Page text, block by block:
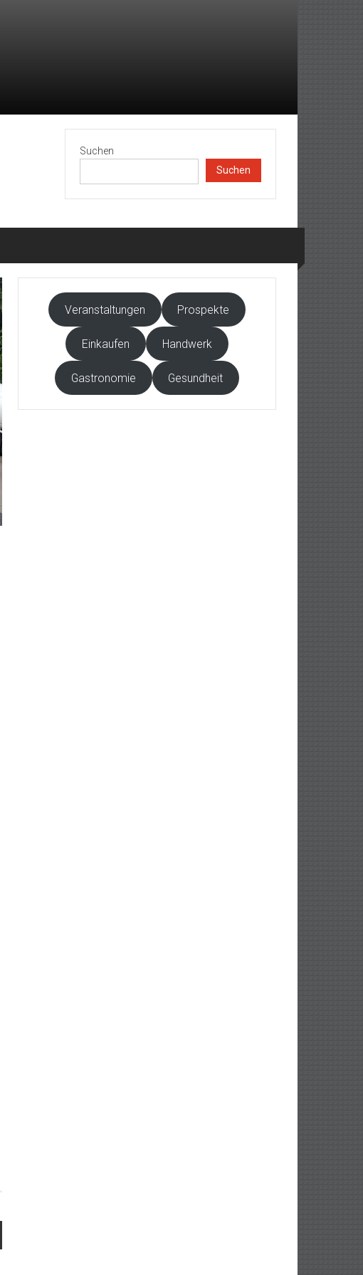
Suchen
Suchen
Veranstaltungen Prospekte
Einkaufen Handwerk
Gastronomie Gesundheit